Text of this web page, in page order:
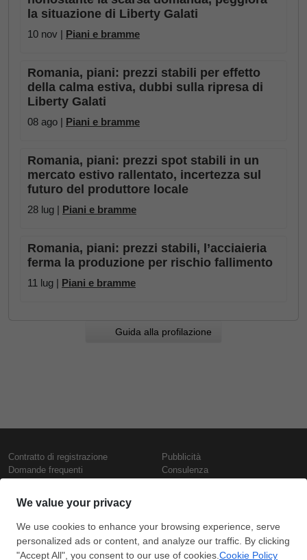
la situazione di Liberty Galati
10 nov | Piani e bramme
Romania, piani: prezzi stabili per effetto
della calma estiva, dubbi sulla ripresa di
Liberty Galati
08 ago | Piani e bramme
Romania, piani: prezzi spot stabili in un
mercato estivo rallentato, incertezza sul
futuro del produttore locale
28 lug | Piani e bramme
Romania, piani: prezzi stabili, l’acciaieria
ferma la produzione per rischio fallimento
11 lug | Piani e bramme
Guida alla profilazione
Contratto di registrazione
Domande frequenti
Presentazione
Contattaci
Termini di utilizzo
Politica di riservatezza
Pubblicità
Consulenza